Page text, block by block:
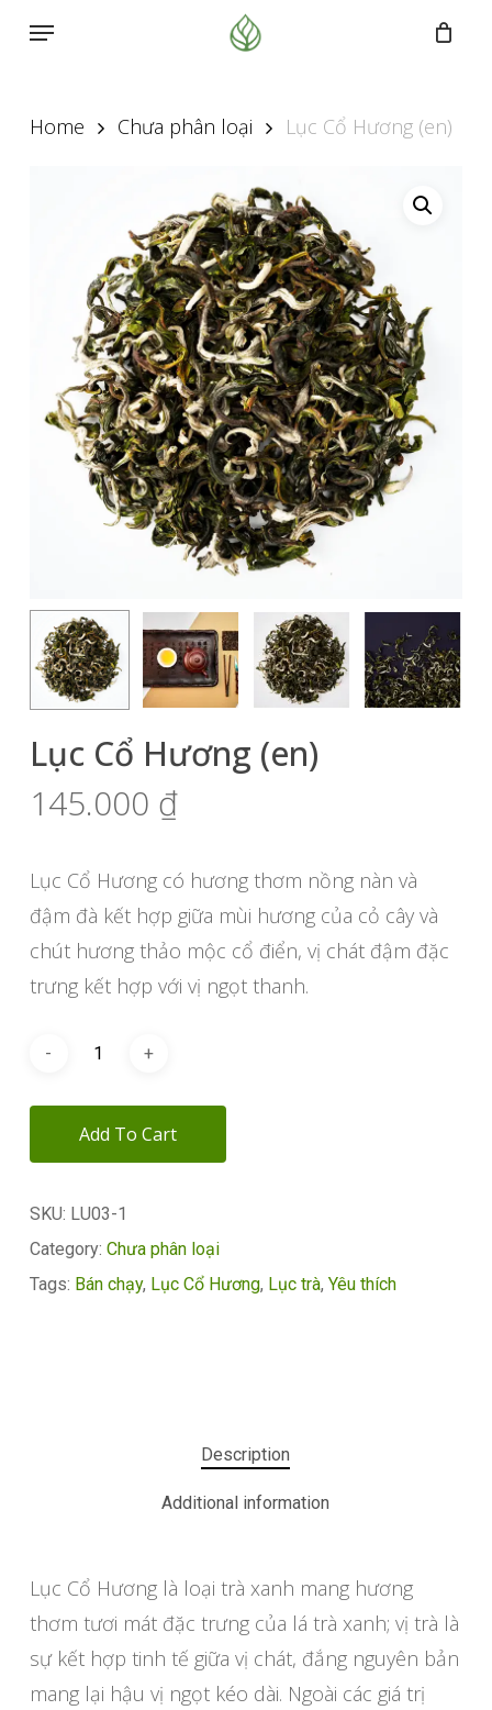
content
Menu
Home Chưa phân loại Lục Cổ Hương (en)
Lục Cổ Hương (en)
145.000 ₫
Lục Cổ Hương có hương thơm nồng nàn và
đậm đà kết hợp giữa mùi hương của cỏ cây và
chút hương thảo mộc cổ điển, vị chát đậm đặc
trưng kết hợp với vị ngọt thanh.
Add To Cart
SKU: LU03-1
Category: Chưa phân loại
Tags: Bán chạy, Lục Cổ Hương, Lục trà, Yêu thích
Description
Additional information
Lục Cổ Hương là loại trà xanh mang hương
thơm tươi mát đặc trưng của lá trà xanh; vị trà là
sự kết hợp tinh tế giữa vị chát, đắng nguyên bản
mang lại hậu vị ngọt kéo dài. Ngoài các giá trị